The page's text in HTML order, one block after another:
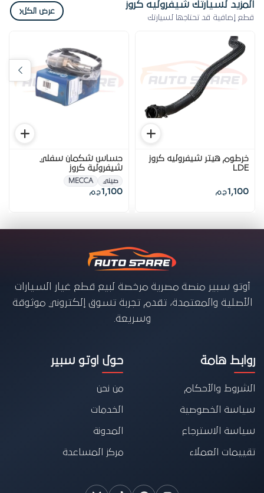
المزيد لسيارتك شيفروليه كروز
قطع إضافية قد تحتاجها لسيارتك
عرض الكل‹
خرطوم هيتر شيفروليه كروز
LDE
1,100ج.م
حساس شكمان سفلي
شيفرولية كروز
صيني MECCA
1,100ج.م
أوتو سبير منصة مصرية مرخصة لبيع قطع غيار السيارات
الأصلية والمعتمدة، تقدم تجربة تسوق إلكتروني موثوقة
وسريعة.
روابط هامة
الشروط والأحكام
سياسة الخصوصية
سياسة الاسترجاع
تقييمات العملاء
حول اوتو سبير
من نحن
الخدمات
المدونة
مركز المساعدة